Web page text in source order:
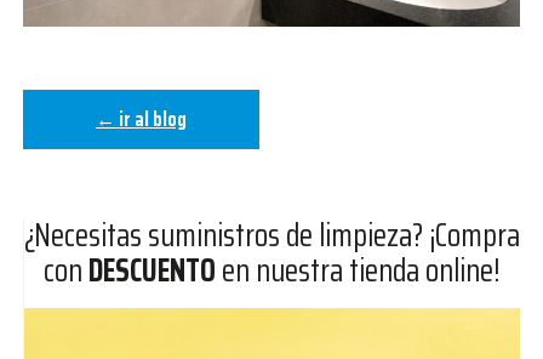
← ir al blog
¿Necesitas suministros de limpieza? ¡Compra
conDESCUENTOen nuestra tienda online!